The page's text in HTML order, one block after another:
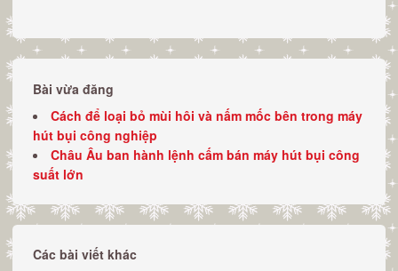
Bài vừa đăng
Cách để loại bỏ mùi hôi và nấm mốc bên trong máy
hút bụi công nghiệp
Châu Âu ban hành lệnh cấm bán máy hút bụi công
suất lớn
Các bài viết khác